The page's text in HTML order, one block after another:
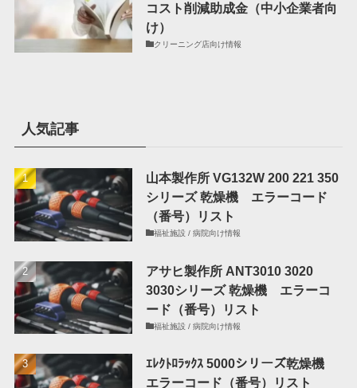
コスト削減助成金（中小企業者向
け）
クリーニング店向け情報
人気記事
山本製作所 VG132W 200 221 350
シリーズ 乾燥機 エラーコード
（番号）リスト
福祉施設 / 病院向け情報
アサヒ製作所 ANT3010 3020
3030シリーズ 乾燥機 エラーコ
ード（番号）リスト
福祉施設 / 病院向け情報
ｴﾚｸﾄﾛﾗｯｸｽ 5000シリーズ乾燥機
エラーコード（番号）リスト